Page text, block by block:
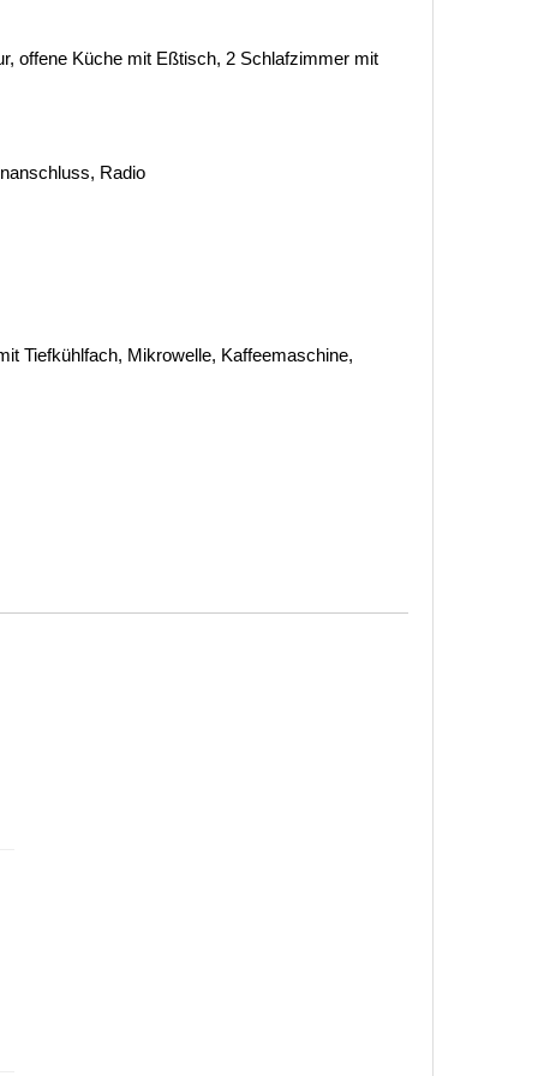
offene Küche mit Eßtisch, 2 Schlafzimmer mit
Radio
Tiefkühlfach, Mikrowelle, Kaffeemaschine,